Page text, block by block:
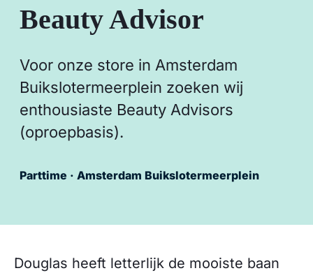
Beauty Advisor
Voor onze store in Amsterdam
Buikslotermeerplein zoeken wij
enthousiaste Beauty Advisors
(oproepbasis).
Parttime · Amsterdam Buikslotermeerplein
Douglas heeft letterlijk de mooiste baan